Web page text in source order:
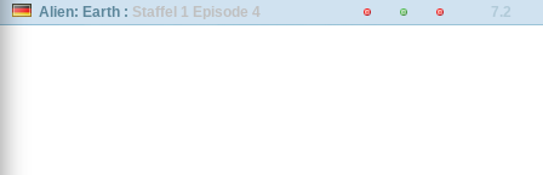
Alien: Earth : Staffel 1 Episode 4 7.2